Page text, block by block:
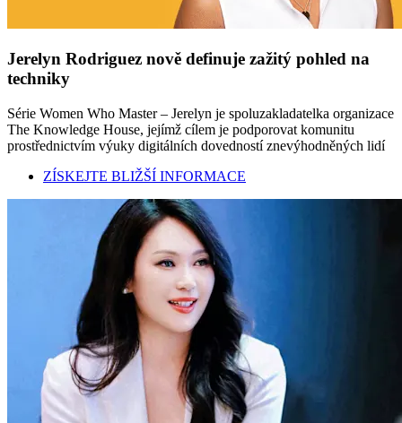
Jerelyn Rodriguez nově definuje zažitý pohled na
techniky
Série Women Who Master – Jerelyn je spoluzakladatelka organizace
The Knowledge House, jejímž cílem je podporovat komunitu
prostřednictvím výuky digitálních dovedností znevýhodněných lidí
ZÍSKEJTE BLIŽŠÍ INFORMACE